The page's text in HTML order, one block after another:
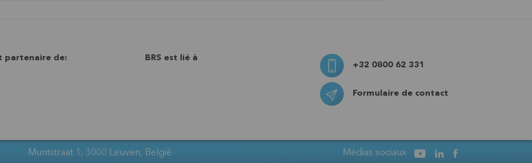
partenaire de:
BRS est lié à
+32 0800 62 331
Formulaire de contact
Muntstraat 1, 3000 Leuven, België Médias sociaux